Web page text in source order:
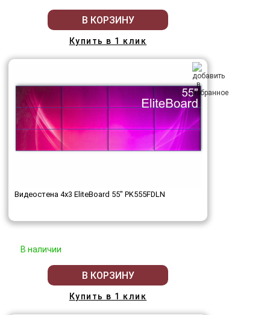
В КОРЗИНУ
Купить в 1 клик
Видеостена 4x3 EliteBoard 55" PK555FDLN
В наличии
В КОРЗИНУ
Купить в 1 клик